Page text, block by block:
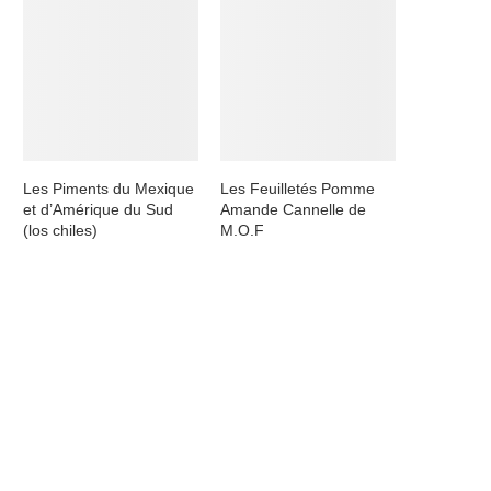
Les Piments du Mexique
et d’Amérique du Sud
(los chiles)
Les Feuilletés Pomme
Amande Cannelle de
M.O.F